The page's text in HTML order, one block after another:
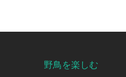
野鳥を楽しむ